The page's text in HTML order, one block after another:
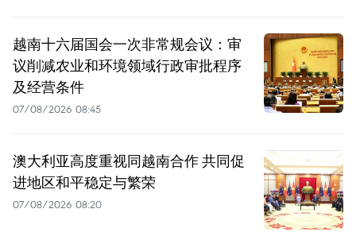
越南十六届国会一次非常规会议：审
议削减农业和环境领域行政审批程序
及经营条件
07/08/2026 08:45
澳大利亚高度重视同越南合作 共同促
进地区和平稳定与繁荣
07/08/2026 08:20